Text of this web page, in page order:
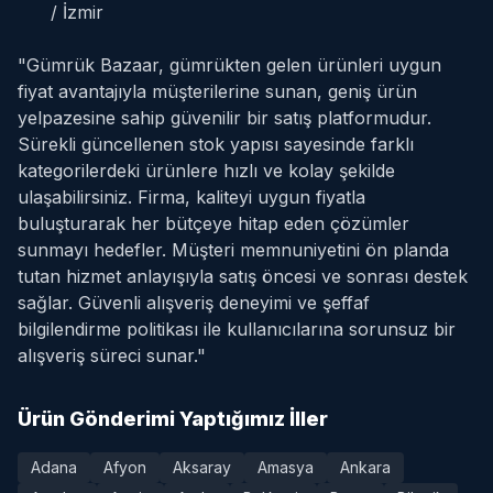
/ İzmir
"Gümrük Bazaar, gümrükten gelen ürünleri uygun
fiyat avantajıyla müşterilerine sunan, geniş ürün
yelpazesine sahip güvenilir bir satış platformudur.
Sürekli güncellenen stok yapısı sayesinde farklı
kategorilerdeki ürünlere hızlı ve kolay şekilde
ulaşabilirsiniz. Firma, kaliteyi uygun fiyatla
buluşturarak her bütçeye hitap eden çözümler
sunmayı hedefler. Müşteri memnuniyetini ön planda
tutan hizmet anlayışıyla satış öncesi ve sonrası destek
sağlar. Güvenli alışveriş deneyimi ve şeffaf
bilgilendirme politikası ile kullanıcılarına sorunsuz bir
alışveriş süreci sunar."
Ürün Gönderimi Yaptığımız İller
Adana Afyon Aksaray Amasya
Ankara